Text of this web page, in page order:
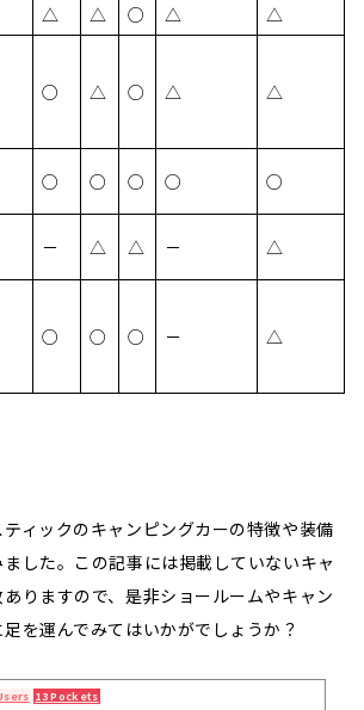
△ △ ○ △
△
○ △ ○ △ △
○ ○ ○ ○ ○
－ △ △ － △
○ ○ ○ － △
ィックのキャンピングカーの特徴や装備
した。この記事には掲載していないキャ
りますので、是非ショールームやキャン
を運んでみてはいかがでしょうか？
13 Pockets